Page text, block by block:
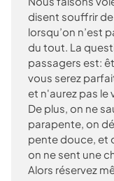
disent souffrir
lorsqu’on n’est
du tout. La
passagers est:
vous serez
et n'aurez pas le
De plus, on ne
parapente, on
pente douce, et
on ne sent une
Alors réservez